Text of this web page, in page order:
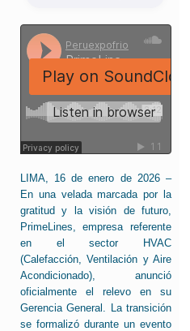
LIMA, 16 de enero de 2026 –
En una velada marcada por la
gratitud y la visión de futuro,
PrimeLines, empresa referente
en el sector HVAC
(Calefacción, Ventilación y Aire
Acondicionado), anunció
oficialmente el relevo en su
Gerencia General. La transición
se formalizó durante un evento